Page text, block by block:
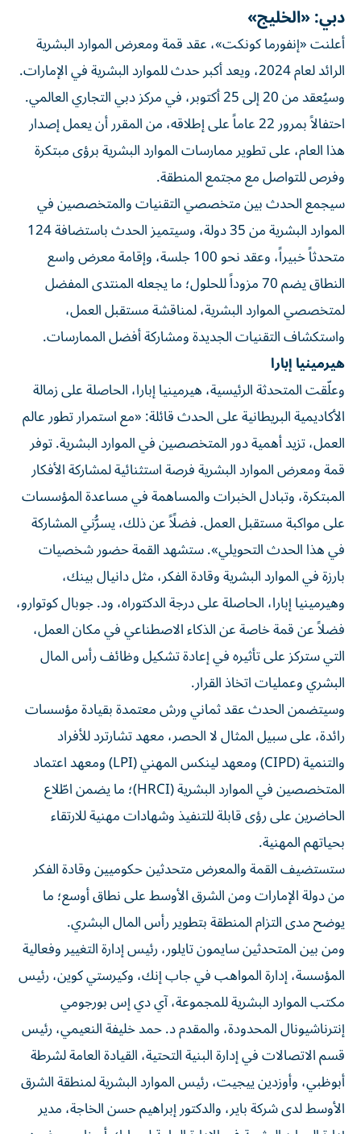
دبي: «الخليج»
أعلنت «إنفورما كونكت»، عقد قمة ومعرض الموارد البشرية
الرائد لعام 2024، ويعد أكبر حدث للموارد البشرية في الإمارات.
وسيُعقد من 20 إلى 25 أكتوبر، في مركز دبي التجاري العالمي.
احتفالاً بمرور 22 عاماً على إطلاقه، من المقرر أن يعمل إصدار
هذا العام، على تطوير ممارسات الموارد البشرية برؤى مبتكرة
وفرص للتواصل مع مجتمع المنطقة.
سيجمع الحدث بين متخصصي التقنيات والمتخصصين في
الموارد البشرية من 35 دولة، وسيتميز الحدث باستضافة 124
متحدثاً خبيراً، وعقد نحو 100 جلسة، وإقامة معرض واسع
النطاق يضم 70 مزوداً للحلول؛ ما يجعله المنتدى المفضل
لمتخصصي الموارد البشرية، لمناقشة مستقبل العمل،
واستكشاف التقنيات الجديدة ومشاركة أفضل الممارسات.
هيرمينيا إبارا
وعلّقت المتحدثة الرئيسية، هيرمينيا إبارا، الحاصلة على زمالة
الأكاديمية البريطانية على الحدث قائلة: «مع استمرار تطور عالم
العمل، تزيد أهمية دور المتخصصين في الموارد البشرية. توفر
قمة ومعرض الموارد البشرية فرصة استثنائية لمشاركة الأفكار
المبتكرة، وتبادل الخبرات والمساهمة في مساعدة المؤسسات
على مواكبة مستقبل العمل. فضلًاً عن ذلك، يسرُّني المشاركة
في هذا الحدث التحويلي». ستشهد القمة حضور شخصيات
بارزة في الموارد البشرية وقادة الفكر، مثل دانيال بينك،
وهيرمينيا إبارا، الحاصلة على درجة الدكتوراه، ود. جوبال كوتوارو،
فضلاً عن قمة خاصة عن الذكاء الاصطناعي في مكان العمل،
التي ستركز على تأثيره في إعادة تشكيل وظائف رأس المال
البشري وعمليات اتخاذ القرار.
وسيتضمن الحدث عقد ثماني ورش معتمدة بقيادة مؤسسات
رائدة، على سبيل المثال لا الحصر، معهد تشارترد للأفراد
والتنمية (CIPD) ومعهد لينكس المهني (LPI) ومعهد اعتماد
المتخصصين في الموارد البشرية (HRCI)؛ ما يضمن اطّلاع
الحاضرين على رؤى قابلة للتنفيذ وشهادات مهنية للارتقاء
بحياتهم المهنية.
ستستضيف القمة والمعرض متحدثين حكوميين وقادة الفكر
من دولة الإمارات ومن الشرق الأوسط على نطاق أوسع؛ ما
يوضح مدى التزام المنطقة بتطوير رأس المال البشري.
ومن بين المتحدثين سايمون تايلور، رئيس إدارة التغيير وفعالية
المؤسسة، إدارة المواهب في جاب إنك، وكيرستي كوين، رئيس
مكتب الموارد البشرية للمجموعة، آي دي إس بورجومي
إنترناشيونال المحدودة، والمقدم د. حمد خليفة النعيمي، رئيس
قسم الاتصالات في إدارة البنية التحتية، القيادة العامة لشرطة
أبوظبي، وأوزدين ييجيت، رئيس الموارد البشرية لمنطقة الشرق
الأوسط لدى شركة باير، والدكتور إبراهيم حسن الخاجة، مدير